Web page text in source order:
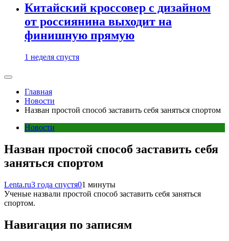
Китайский кроссовер с дизайном
от россиянина выходит на
финишную прямую
1 неделя спустя
Главная
Новости
Назван простой способ заставить себя заняться спортом
Новости
Назван простой способ заставить себя
заняться спортом
Lenta.ru3 года спустя01 минуты
Ученые назвали простой способ заставить себя заняться
спортом.
Навигация по записям